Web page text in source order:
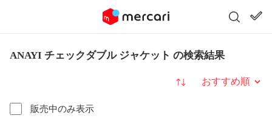
ANAYI チェックダブル ジャケット の検索結果
販売中のみ表示
並び替え